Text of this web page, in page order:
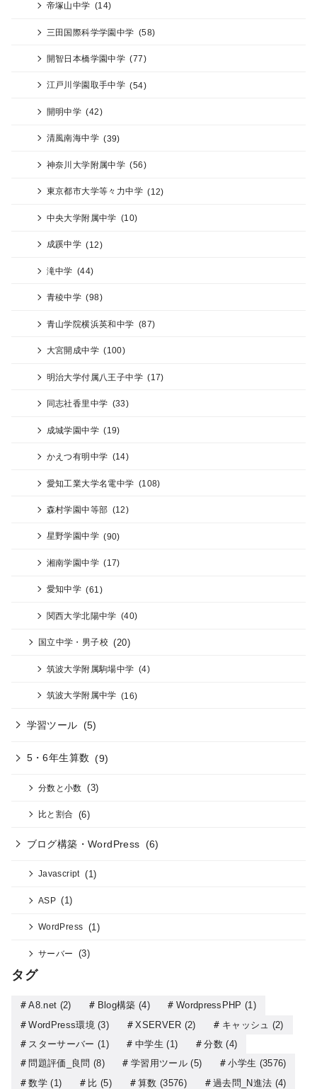
帝塚山中学 (14)
三田国際科学学園中学 (58)
開智日本橋学園中学 (77)
江戸川学園取手中学 (54)
開明中学 (42)
清風南海中学 (39)
神奈川大学附属中学 (56)
東京都市大学等々力中学 (12)
中央大学附属中学 (10)
成蹊中学 (12)
滝中学 (44)
青稜中学 (98)
青山学院横浜英和中学 (87)
大宮開成中学 (100)
明治大学付属八王子中学 (17)
同志社香里中学 (33)
成城学園中学 (19)
かえつ有明中学 (14)
愛知工業大学名電中学 (108)
森村学園中等部 (12)
星野学園中学 (90)
湘南学園中学 (17)
愛知中学 (61)
関西大学北陽中学 (40)
国立中学・男子校 (20)
筑波大学附属駒場中学 (4)
筑波大学附属中学 (16)
学習ツール (5)
5・6年生算数 (9)
分数と小数 (3)
比と割合 (6)
ブログ構築・WordPress (6)
Javascript (1)
ASP (1)
WordPress (1)
サーバー (3)
タグ
A8.net (2) Blog構築 (4) WordpressPHP (1)
WordPress環境 (3) XSERVER (2) キャッシュ (2)
スターサーバー (1) 中学生 (1) 分数(4)
問題評価_良問 (8) 学習用ツール(5) 小学生 (3576)
数学(1) 比 (5) 算数 (3576) 過去問_N進法 (4)